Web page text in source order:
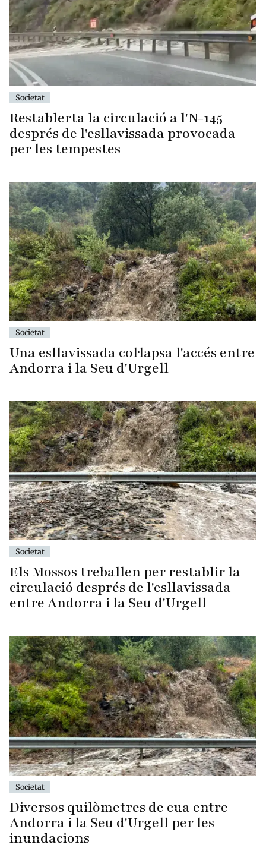
Societat
Restablerta la circulació a l'N-145
després de l'esllavissada provocada
per les tempestes
Societat
Una esllavissada col·lapsa l'accés entre
Andorra i la Seu d'Urgell
Societat
Els Mossos treballen per restablir la
circulació després de l'esllavissada
entre Andorra i la Seu d'Urgell
Societat
Diversos quilòmetres de cua entre
Andorra i la Seu d'Urgell per les
inundacions